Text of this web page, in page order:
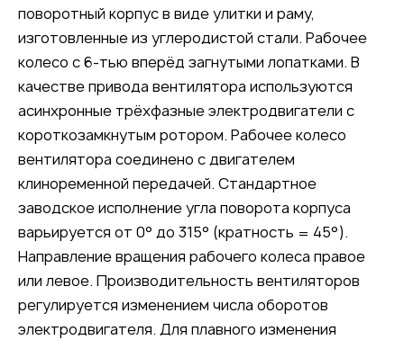
поворотный корпус в виде улитки и раму,
изготовленные из углеродистой стали. Рабочее
колесо с 6-тью вперёд загнутыми лопатками. В
качестве привода вентилятора используются
асинхронные трёхфазные электродвигатели с
короткозамкнутым ротором. Рабочее колесо
вентилятора соединено с двигателем
клиноременной передачей. Стандартное
заводское исполнение угла поворота корпуса
варьируется от 0° до 315° (кратность = 45°).
Направление вращения рабочего колеса правое
или левое. Производительность вентиляторов
регулируется изменением числа оборотов
электродвигателя. Для плавного изменения